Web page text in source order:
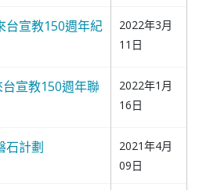
台宣教150週年紀
2022年3月
11日
台宣教150週年聯
2022年1月
16日
石計劃
2021年4月
09日